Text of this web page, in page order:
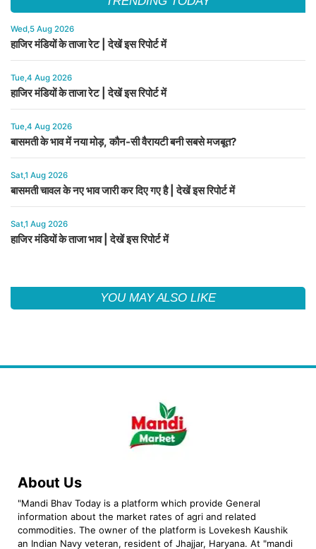
Wed,5 Aug 2026
हाजिर मंडियों के ताजा रेट | देखें इस रिपोर्ट में
Tue,4 Aug 2026
हाजिर मंडियों के ताजा रेट | देखें इस रिपोर्ट में
Tue,4 Aug 2026
बासमती के भाव में नया मोड़, कौन-सी वैरायटी बनी सबसे मजबूत?
Sat,1 Aug 2026
बासमती चावल के नए भाव जारी कर दिए गए है | देखें इस रिपोर्ट में
Sat,1 Aug 2026
हाजिर मंडियों के ताजा भाव | देखें इस रिपोर्ट में
YOU MAY ALSO LIKE
About Us
"Mandi Bhav Today is a platform which provide General
information about the market rates of agri and related
commodities. The owner of the platform is Lovekesh Kaushik
an Indian Navy veteran, resident of Jhajjar, Haryana. At "mandi